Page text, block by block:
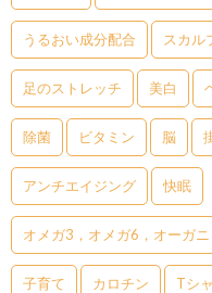
うるおい成分配合 スカル
足のストレッチ 美白
除菌 ビタミン 脳
アンチエイジング 快眠
オメガ3，オメガ6，オーガ
子育て カロチン Tシ